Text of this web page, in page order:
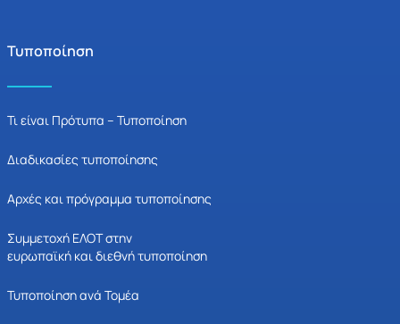
Τυποποίηση
Τι είναι Πρότυπα – Τυποποίηση
Διαδικασίες τυποποίησης
Αρχές και πρόγραμμα τυποποίησης
Συμμετοχή ΕΛΟΤ στην
ευρωπαϊκή και διεθνή τυποποίηση
Τυποποίηση ανά Τομέα